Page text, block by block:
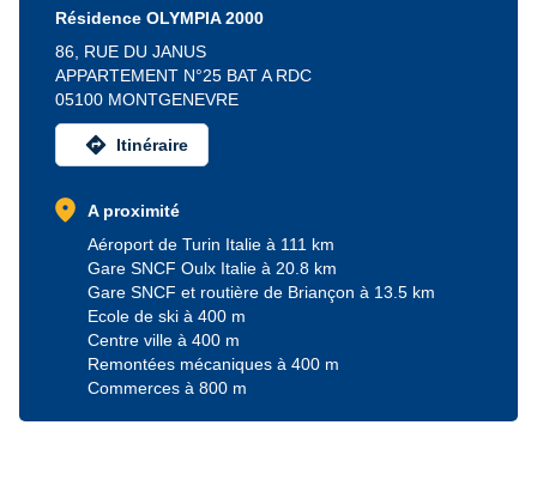
Résidence OLYMPIA 2000
86, RUE DU JANUS
APPARTEMENT N°25 BAT A RDC
05100 MONTGENEVRE
directions Itinéraire
location_on
A proximité
Aéroport de Turin Italie à 111 km
Gare SNCF Oulx Italie à 20.8 km
Gare SNCF et routière de Briançon à 13.5 km
Ecole de ski à 400 m
Centre ville à 400 m
Remontées mécaniques à 400 m
Commerces à 800 m